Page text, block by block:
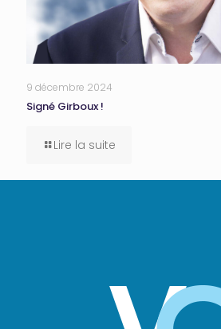
9 décembre 2024
Signé Girboux !
Lire la suite